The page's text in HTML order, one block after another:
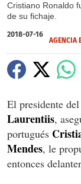
Cristiano Ronaldo
de su fichaje.
2018-07-16
AGENCIA
El presidente del
Laurentiis,
portugués
Mendes, le
entonces